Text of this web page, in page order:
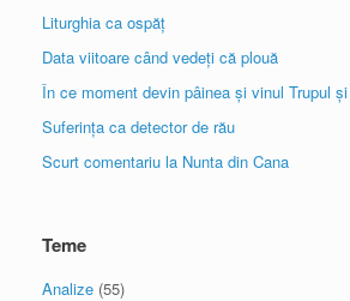
Liturghia ca ospăț
Data viitoare când vedeți că plouă
În ce moment devin pâinea și vinul Trupul
Suferința ca detector de rău
Scurt comentariu la Nunta din Cana
Teme
Analize (55)